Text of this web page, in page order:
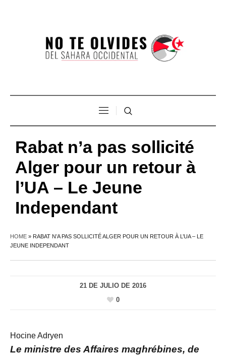
Rabat n’a pas sollicité
Alger pour un retour à
l’UA – Le Jeune
Independant
HOME » RABAT N’A PAS SOLLICITÉ ALGER POUR UN RETOUR À L’UA – LE
JEUNE INDEPENDANT
21 DE JULIO DE 2016
0
Hocine Adryen
Le ministre des Affaires maghrébines, de